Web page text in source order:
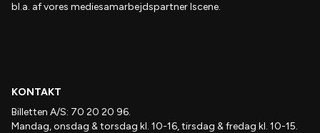
bl.a. af vores mediesamarbejdspartner Iscene.
KONTAKT
Billetten A/S: 70 20 20 96.
Mandag, onsdag & torsdag kl. 10-16, tirsdag & fredag kl. 10-15.